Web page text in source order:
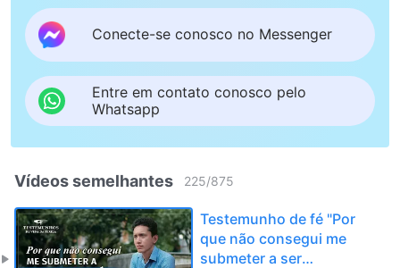
Conecte-se conosco no Messenger
Entre em contato conosco pelo
Whatsapp
Vídeos semelhantes 225/875
Testemunho de fé "Por
que não consegui me
submeter a ser